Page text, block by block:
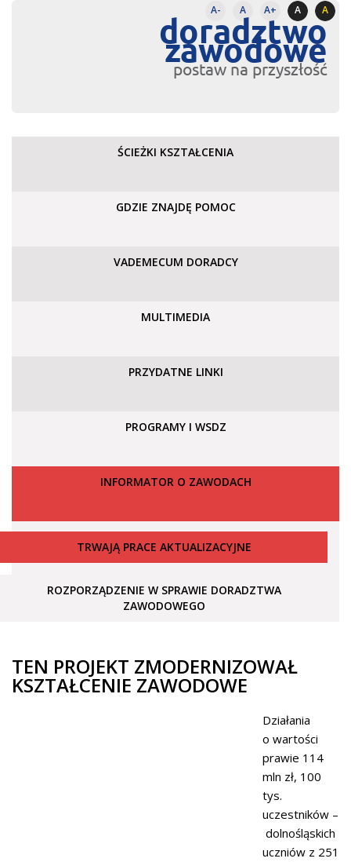
A- A A+ A A
doradztwo
zawodowe
postaw na przyszłość
ŚCIEŻKI KSZTAŁCENIA
GDZIE ZNAJDĘ POMOC
VADEMECUM DORADCY
MULTIMEDIA
PRZYDATNE LINKI
PROGRAMY I WSDZ
INFORMATOR O ZAWODACH
TRWAJĄ PRACE AKTUALIZACYJNE
ROZPORZĄDZENIE W SPRAWIE DORADZTWA
ZAWODOWEGO
TEN PROJEKT ZMODERNIZOWAŁ
KSZTAŁCENIE ZAWODOWE
Działania
o wartości
prawie 114
mln zł, 100
tys.
uczestników –
dolnośląskich
uczniów z 251